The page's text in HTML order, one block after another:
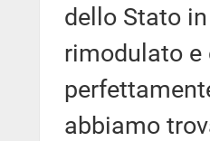
dello Stato
rimodulato e
abbiamo